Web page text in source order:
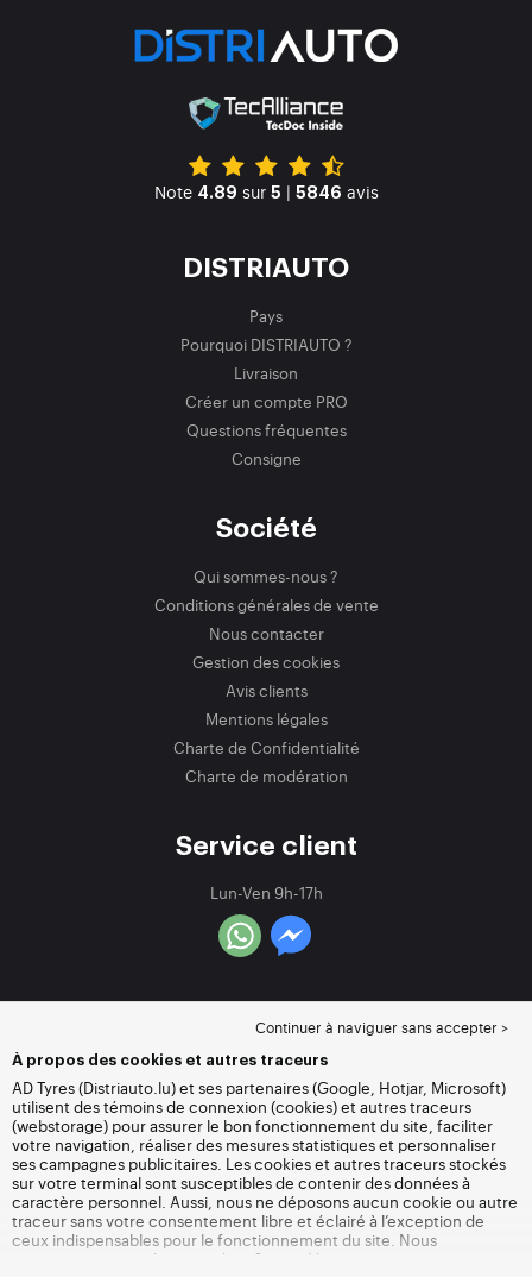
Note 4.89 sur 5 | 5846 avis
DISTRIAUTO
Pays
Pourquoi DISTRIAUTO ?
Livraison
Créer un compte PRO
Questions fréquentes
Consigne
Société
Qui sommes-nous ?
Conditions générales de vente
Nous contacter
Gestion des cookies
Avis clients
Mentions légales
Charte de Confidentialité
Charte de modération
Service client
Lun-Ven 9h-17h
Continuer à naviguer sans accepter >
À propos des cookies et autres traceurs
AD Tyres (Distriauto.lu) et ses partenaires (Google, Hotjar, Microsoft)
utilisent des témoins de connexion (cookies) et autres traceurs
(webstorage) pour assurer le bon fonctionnement du site, faciliter
votre navigation, réaliser des mesures statistiques et personnaliser
ses campagnes publicitaires. Les cookies et autres traceurs stockés
sur votre terminal sont susceptibles de contenir des données à
caractère personnel. Aussi, nous ne déposons aucun cookie ou autre
traceur sans votre consentement libre et éclairé à l’exception de
ceux indispensables pour le fonctionnement du site. Nous
conservons votre choix pendant 6 mois. Vous pouvez retirer votre